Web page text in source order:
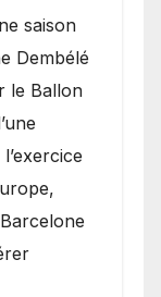
saison
Dembélé
le Ballon